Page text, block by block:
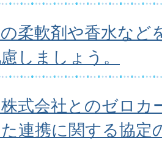
柔軟剤や香水など
しましょう。
式会社とのゼロカ
連携に関する協定